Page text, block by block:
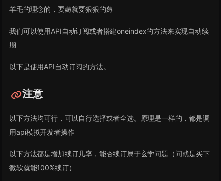
羊毛的理念的，要薅就要狠狠的薅
我们可以使用API自动订阅或者搭建oneindex的方法来实现自动续
期
以下是使用API自动订阅的方法。
注意
以下方法均可行，可以自行选择或者全选。原理是一样的，都是调
用api模拟开发者操作
以下方法都是增加续订几率，能否续订属于玄学问题（问就是买下
微软就能100%续订）